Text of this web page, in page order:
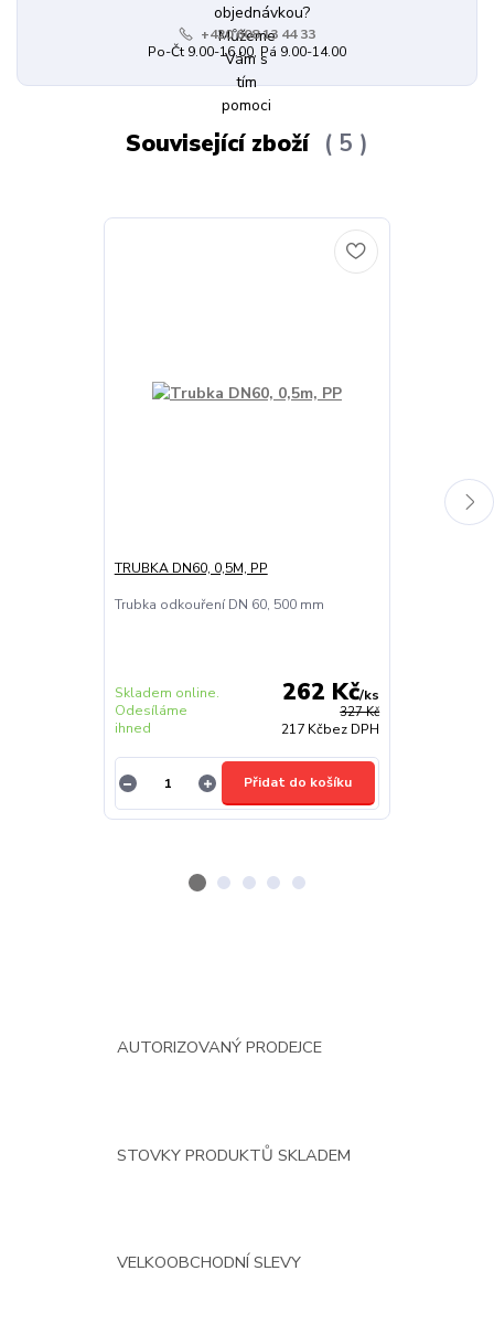
+420 608 13 44 33
Po-Čt 9.00-16.00, Pá 9.00-14.00
Související zboží 5
TRUBKA DN60, 0,5M, PP
Trubka odkouření DN 60, 500 mm
327 Kč
262 Kč/ks
217 Kčbez DPH
Skladem online.
Odesíláme
ihned
Přidat do košíku
AUTORIZOVANÝ PRODEJCE
STOVKY PRODUKTŮ SKLADEM
VELKOOBCHODNÍ SLEVY